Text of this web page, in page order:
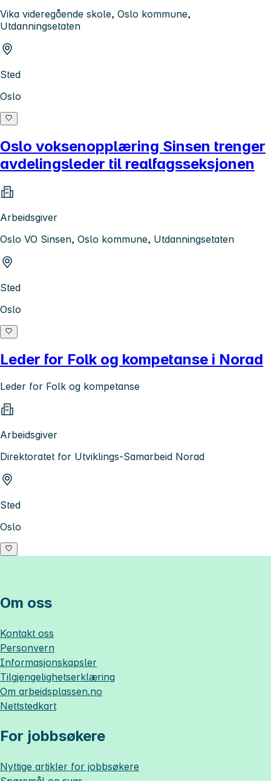
Vika videregående skole, Oslo kommune,
Utdanningsetaten
Sted
Oslo
Oslo voksenopplæring Sinsen trenger
avdelingsleder til realfagsseksjonen
Arbeidsgiver
Oslo VO Sinsen, Oslo kommune, Utdanningsetaten
Sted
Oslo
Leder for Folk og kompetanse i Norad
Leder for Folk og kompetanse
Arbeidsgiver
Direktoratet for Utviklings-Samarbeid Norad
Sted
Oslo
Om oss
Kontakt oss
Personvern
Informasjonskapsler
Tilgjengelighetserklæring
Om arbeidsplassen.no
Nettstedkart
For jobbsøkere
Nyttige artikler for jobbsøkere